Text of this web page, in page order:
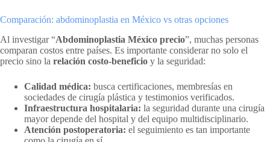
Comparación: abdominoplastia en México vs otras opciones
Al investigar “Abdominoplastia México precio”, muchas personas
comparan costos entre países. Es importante considerar no solo el
precio sino la relación costo-beneficio y la seguridad:
Calidad médica: busca certificaciones, membresías en
sociedades de cirugía plástica y testimonios verificados.
Infraestructura hospitalaria: la seguridad durante una cirugía
mayor depende del hospital y del equipo multidisciplinario.
Atención postoperatoria: el seguimiento es tan importante